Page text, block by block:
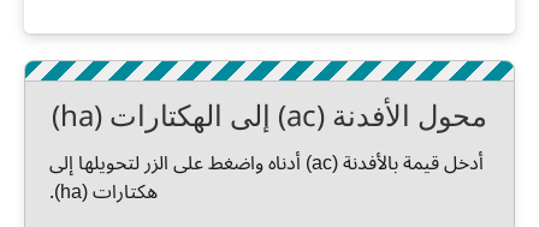
محول الأفدنة (ac) إلى الهكتارات (ha)
أدخل قيمة بالأفدنة (ac) أدناه واضغط على الزر لتحويلها إلى
هكتارات (ha).